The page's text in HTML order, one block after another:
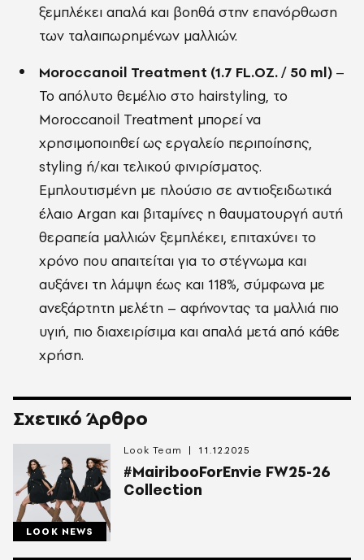
ξεμπλέκει απαλά και βοηθά στην επανόρθωση
των ταλαιπωρημένων μαλλιών.
Moroccanoil Treatment (1.7 FL.OZ. / 50 ml) –
Το απόλυτο θεμέλιο στο hairstyling, το
Moroccanoil Treatment μπορεί να
χρησιμοποιηθεί ως εργαλείο περιποίησης,
styling ή/και τελικού φινιρίσματος.
Εμπλουτισμένη με πλούσιο σε αντιοξειδωτικά
έλαιο Argan και βιταμίνες η θαυματουργή αυτή
θεραπεία μαλλιών ξεμπλέκει, επιταχύνει το
χρόνο που απαιτείται για το στέγνωμα και
αυξάνει τη λάμψη έως και 118%, σύμφωνα με
ανεξάρτητη μελέτη – αφήνοντας τα μαλλιά πιο
υγιή, πιο διαχειρίσιμα και απαλά μετά από κάθε
χρήση.
Σχετικό Άρθρο
LOOK NEWS
#MairibooForEnvie FW25-26
Collection
Look Team 11.12.2025